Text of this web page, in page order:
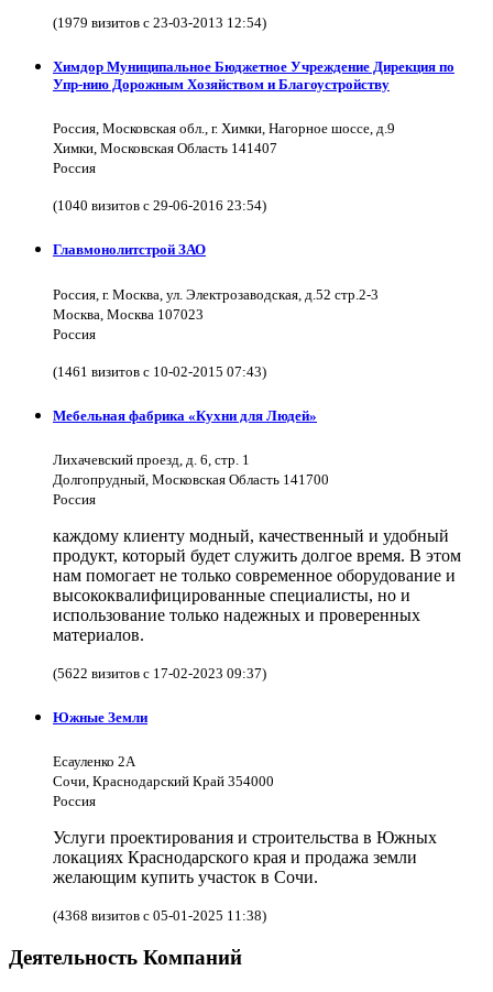
(1979 визитов с 23-03-2013 12:54)
Химдор Муниципальное Бюджетное Учреждение Дирекция по
Упр-нию Дорожным Хозяйством и Благоустройству
Россия, Московская обл., г. Химки, Нагорное шоссе, д.9
Химки, Московская Область 141407
Россия
(1040 визитов с 29-06-2016 23:54)
Главмонолитстрой ЗАО
Россия, г. Москва, ул. Электрозаводская, д.52 стр.2-3
Москва, Москва 107023
Россия
(1461 визитов с 10-02-2015 07:43)
Мебельная фабрика «Кухни для Людей»
Лихачевский проезд, д. 6, стр. 1
Долгопрудный, Московская Область 141700
Россия
каждому клиенту модный, качественный и удобный
продукт, который будет служить долгое время. В этом
нам помогает не только современное оборудование и
высококвалифицированные специалисты, но и
использование только надежных и проверенных
материалов.
(5622 визитов с 17-02-2023 09:37)
Южные Земли
Есауленко 2А
Сочи, Краснодарский Край 354000
Россия
Услуги проектирования и строительства в Южных
локациях Краснодарского края и продажа земли
желающим купить участок в Сочи.
(4368 визитов с 05-01-2025 11:38)
Деятельность Компаний